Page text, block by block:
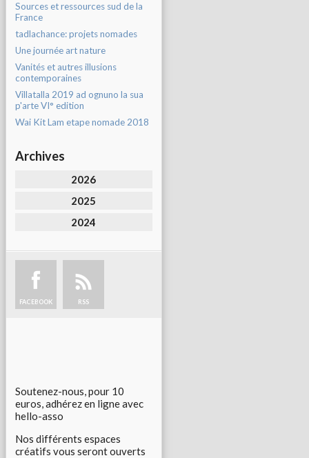
Sources et ressources sud de la
France
tadlachance: projets nomades
Une journée art nature
Vanités et autres illusions
contemporaines
Villatalla 2019 ad ognuno la sua
p'arte VI° edition
Wai Kit Lam etape nomade 2018
Archives
2026
2025
2024
FACEBOOK RSS
Soutenez-nous, pour 10
euros, adhérez en ligne avec
hello-asso
Nos différents espaces
créatifs vous seront ouverts